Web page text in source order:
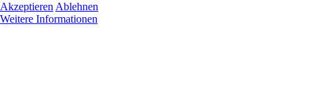
Akzeptieren Ablehnen
Weitere Informationen